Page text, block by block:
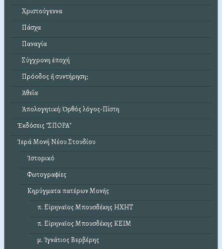
Χριστούγεννα
Πάσχα
Παναγία
Σύγχρονη ἐποχή
Πρόοδος ἤ συντήρηση;
Ἀθεΐα
Ἀπολογητική: Ὀρθός λόγος-Πίστη
Ἐκδόσεις "ΣΠΟΡΑ"
Ἱερά Μονή Νέου Στουδίου
Ἱστορικό
Φωτογραφίες
Κηρύγματα πατέρων Μονῆς
π. Εἰρηναῖος Μπουσδέκης ΗΧΗΤ
π. Εἰρηναῖος Μπουσδέκης ΚΕΙΜ
μ. Ἰγνάτιος Βερβέρης